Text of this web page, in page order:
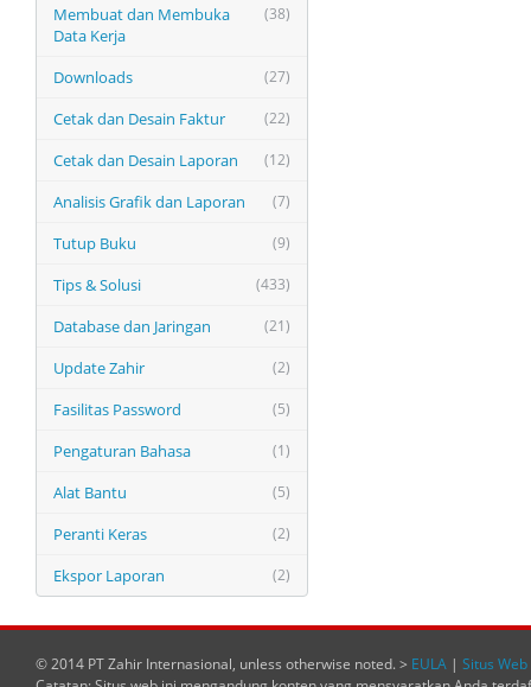
(38)
Membuat dan Membuka
Data Kerja
(27)
Downloads
(22)
Cetak dan Desain Faktur
(12)
Cetak dan Desain Laporan
(7)
Analisis Grafik dan Laporan
(9)
Tutup Buku
(433)
Tips & Solusi
(21)
Database dan Jaringan
(2)
Update Zahir
(5)
Fasilitas Password
(1)
Pengaturan Bahasa
(5)
Alat Bantu
(2)
Peranti Keras
(2)
Ekspor Laporan
© 2014 PT Zahir Internasional, unless otherwise noted. > EULA | Situs